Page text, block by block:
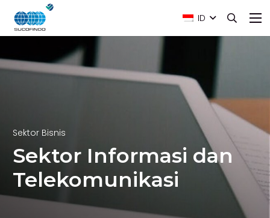
ID
Sektor Bisnis
Sektor Informasi dan
Telekomunikasi